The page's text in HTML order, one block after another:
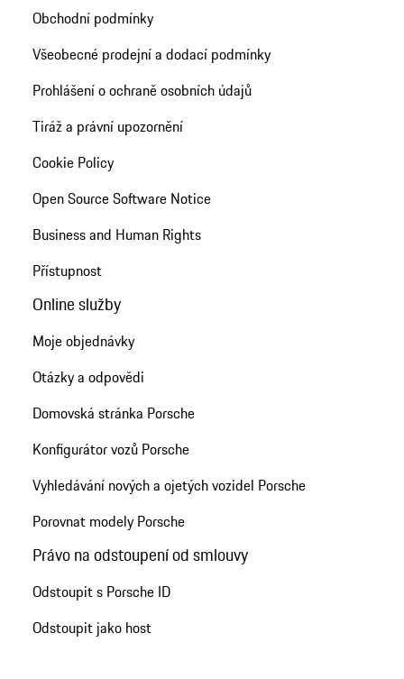
Obchodní podmínky
Všeobecné prodejní a dodací podmínky
Prohlášení o ochraně osobních údajů
Tiráž a právní upozornění
Cookie Policy
Open Source Software Notice
Business and Human Rights
Přístupnost
Online služby
Moje objednávky
Otázky a odpovědi
Domovská stránka Porsche
Konfigurátor vozů Porsche
Vyhledávání nových a ojetých vozidel Porsche
Porovnat modely Porsche
Právo na odstoupení od smlouvy
Odstoupit s Porsche ID
Odstoupit jako host